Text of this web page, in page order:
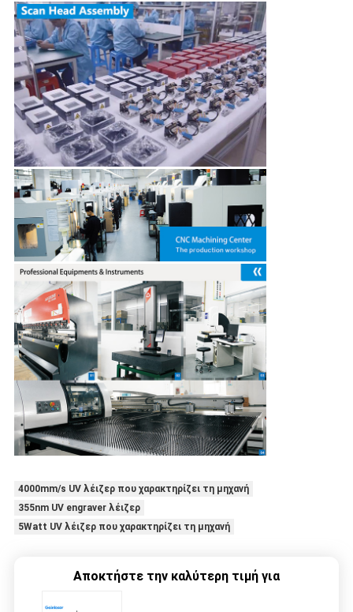
4000mm/s UV λέιζερ που χαρακτηρίζει τη μηχανή
355nm UV engraver λέιζερ
5Watt UV λέιζερ που χαρακτηρίζει τη μηχανή
Αποκτήστε την καλύτερη τιμή για